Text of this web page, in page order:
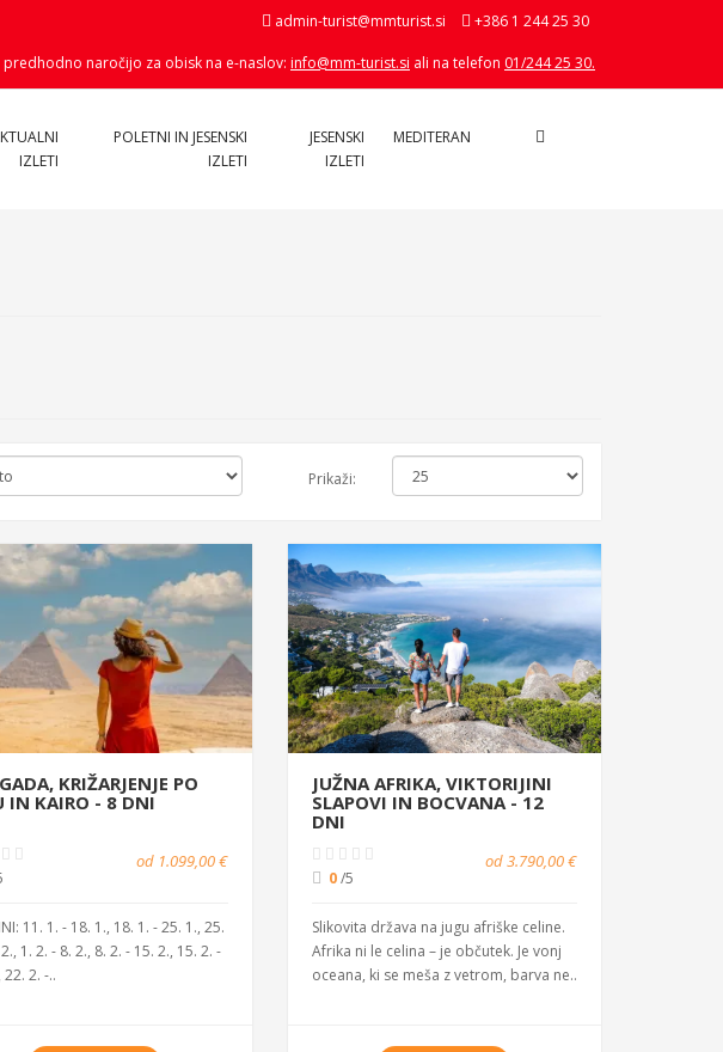
admin-turist@mmturist.si +386 1 244 25 30
naročijo za obisk na e-naslov: info@mm-turist.si ali na telefon 01/244 25 30.
IZLETI
POLETNI IN JESENSKI
IZLETI
JESENSKI
IZLETI
MEDITERAN
Prikaži:
KRIŽARJENJE PO
IN KAIRO - 8 DNI
od 1.099,00 €
11. 1. - 18. 1., 18. 1. - 25. 1., 25.
1. 2. - 8. 2., 8. 2. - 15. 2., 15. 2. -
22. 2. -..
JUŽNA AFRIKA, VIKTORIJINI
SLAPOVI IN BOCVANA - 12
DNI
0 /5
od 3.790,00 €
Slikovita država na jugu afriške celine.
Afrika ni le celina – je občutek. Je vonj
oceana, ki se meša z vetrom, barva ne..